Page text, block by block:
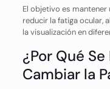
El objetivo es
reducir la fatiga ocular,
la visualización en
¿Por Qué
Cambiar la